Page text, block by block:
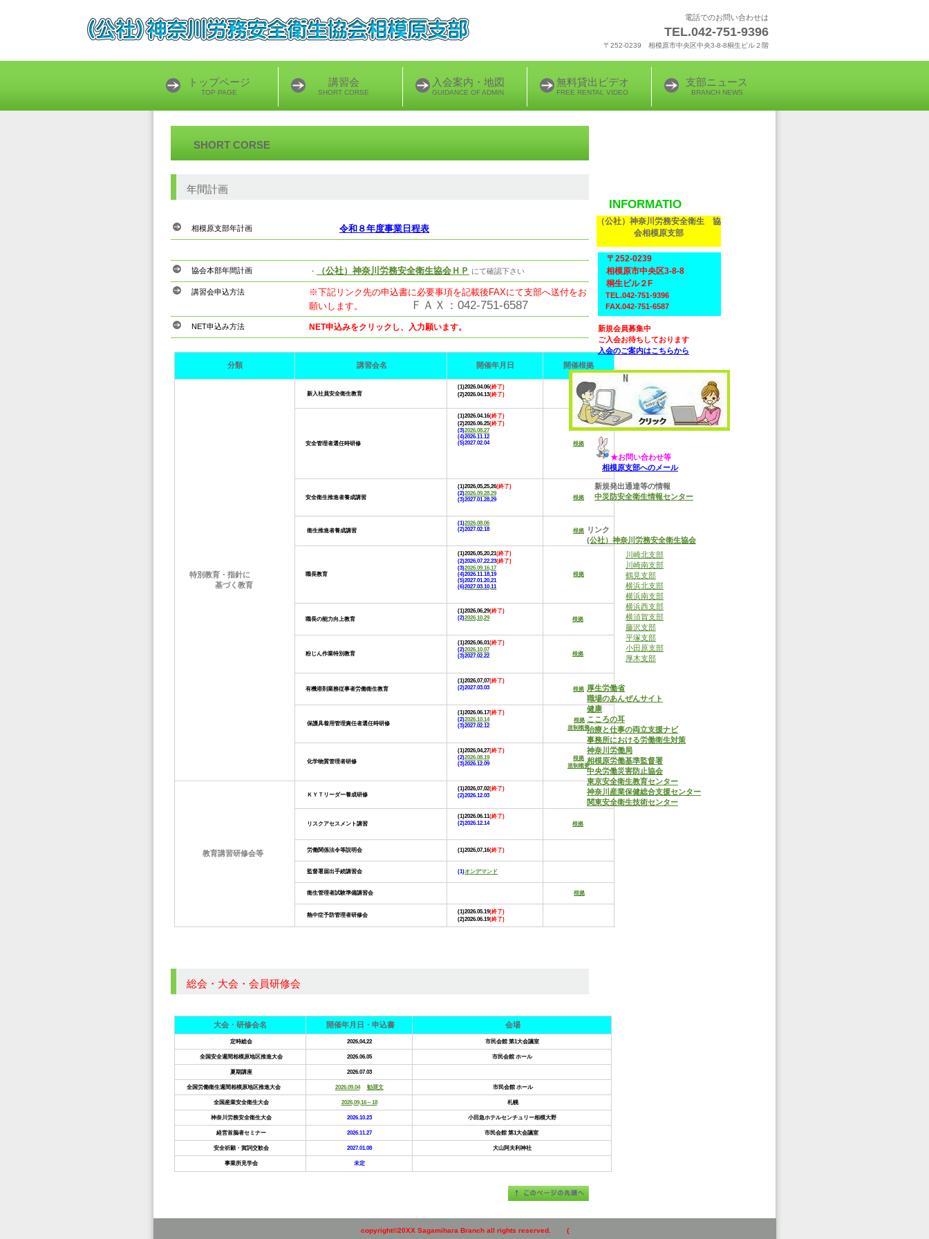
リンク
(公社）神奈川労務安全衛生協会
川崎北支部
川崎南支部
鶴見支部
横浜北支部
横浜南支部
横浜西支部
横須賀支部
藤沢支部
平塚支部
小田原支部
厚木支部
厚生労働省
職場のあんぜんサイト
健康
こころの耳
治療と仕事の両立支援ナビ
事務所における労働衛生対策
神奈川労働局
相模原労働基準監督署
中央労働災害防止協会
東京安全衛生教育センター
神奈川産業保健総合支援センター
関東安全衛生技術センター
★お問い合わせ等
相模原支部へのメール
新規発出通達等の情報
中災防安全衛生情報センター
（公社）神奈川労務安全衛生 協
会相模原支部
〒252-0239
相模原市中央区3-8-8
桐生ビル２F
TEL.042-751-9396
FAX.042-751-6587
新規会員募集中
ご入会お待ちしております
入会のご案内はこちらから
INFORMATIO
電話でのお問い合わせは
TEL.042-751-9396
〒252-0239 相模原市中央区中央3-8-8桐生ビル２階
SHORT CORSE
年間計画
相模原支部年計画 令和８年度事業日程表
協会本部年間計画 ・ （公社）神奈川労務安全衛生協会ＨＰ にて確認下さい
講習会申込方法
※下記リンク先の申込書に必要事項を記載後FAXにて支部へ送付をお
願いします。
ＦＡＸ：042-751-6587
NET申込み方法 NET申込みをクリックし、入力願います。
分類 講習会名 開催年月日 開催根拠
特別教育・指針に
基づく教育
新入社員安全衛生教育
(1)2026.04.06(終了)
(2)2026.04.13(終了) 根拠
安全管理者選任時研修
(1)2026.04.16(終了)
(2)2026.06.25(終了)
(3)2026,08,27
(4)2026.11.12
(5)2027.02.04
根拠
安全衛生推進者養成講習
(1)2026,05,25,26(終了)
(2)2026.09.28,29
(3)2027.01.28,29
根拠
衛生推進者養成講習
(1)2026,08,06
(2)2027.02.18
根拠
職長教育
(1)2026,05,20,21(終了)
(2)2026,07,22,23(終了)
(3)2026.09.16,17
(4)2026.11.18,19
(5)2027.01.20,21
(6)2027.03.10,11
根拠
職長の能力向上教育
(1)2026,06,29(終了)
(2)2026,10,29 根拠
粉じん作業特別教育
(1)2026,06,01(終了)
(2)2026,10,07
(3)2027.02.22
根拠
有機溶剤業務従事者労働衛生教育
(1)2026,07,07(終了)
(2)2027.03.03
根拠
保護具着用管理責任者選任時研修
(1)2026.06.17(終了)
(2)2026,10,14
(3)2027.02.12
根拠
規制概要
化学物質管理者研修
(1)2026,04,27(終了)
(2)2026,08,19
(3)2026.12.09
根拠
規制概要
教育講習研修会等
ＫＹＴリーダー養成研修
(1)2026,07,02(終了)
(2)2026.12.03
リスクアセスメント講習
(1)2026.06.11(終了)
(2)2026.12.14
根拠
労働関係法令等説明会 (1)2026,07,16(終了)
監督署届出手続講習会 (1)オンデマンド
衛生管理者試験準備講習会 根拠
熱中症予防管理者研修会
(1)2026.05.19(終了)
(2)2026.06.19(終了)
総会・大会・会員研修会
大会・研修会名 開催年月日 ・申込書 会場
定時総会 2026,04,22 市民会館 第1大会議室
全国安全週間相模原地区推進大会 2026.06.05 市民会館 ホール
夏期講座 2026.07.03
全国労働衛生週間相模原地区推進大会 2026.09.04 勧奨文 市民会館 ホール
全国産業安全衛生大会 2026,09,16～18 札幌
神奈川労務安全衛生大会 2026.10.23 小田急ホテルセンチュリー相模大野
経営首脳者セミナー 2026.11.27 市民会館 第1大会議室
安全祈願・賀詞交歓会 2027.01.08 大山阿夫利神社
事業所見学会 未定
トップページ
TOP PAGE
講習会
SHORT CORSE
入会案内・地図
GUIDANCE OF ADMIN
無料貸出ビデオ
FREE RENTAL VIDEO
支部ニュース
BRANCH NEWS
copyright©20XX Sagamihara Branch all rights reserved. (